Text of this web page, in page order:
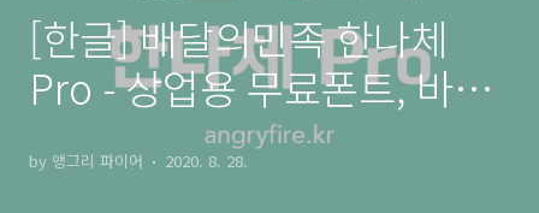
[한글] 배달의민족 한나체
Pro - 상업용 무료폰트, 바로
다운로드 ⬇︎
by 앵그리 파이어 2020. 8. 28.